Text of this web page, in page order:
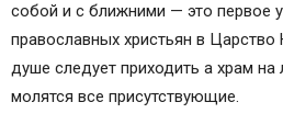
собой и с ближними — это первое
православных христьян в
душе следует приходить а храм на
молятся все присутствующие.